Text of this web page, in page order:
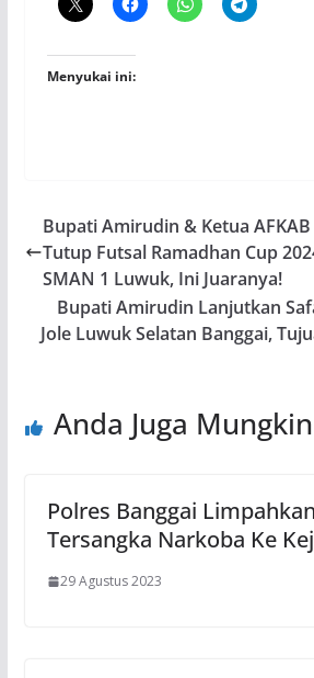
Menyukai ini:
Bupati Amirudin & Ketua AFKAB
Tutup Futsal Ramadhan Cup
SMAN 1 Luwuk, Ini Juaranya!
Bupati Amirudin Lanjutkan
Jole Luwuk Selatan Banggai,
Anda Juga
Polres Banggai
Tersangka Narkoba Ke
29 Agustus 2023